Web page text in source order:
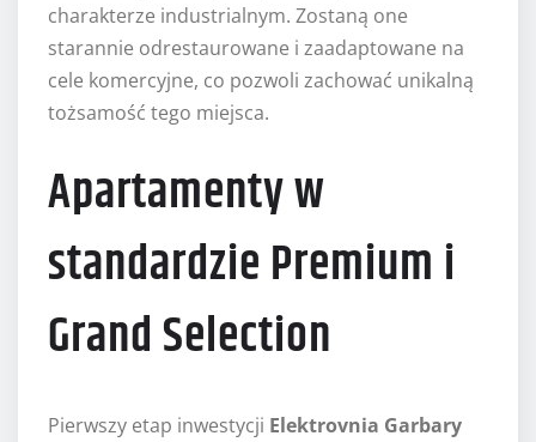
charakterze industrialnym. Zostaną one
starannie odrestaurowane i zaadaptowane na
cele komercyjne, co pozwoli zachować unikalną
tożsamość tego miejsca.
Apartamenty w
standardzie Premium i
Grand Selection
Pierwszy etap inwestycji Elektrovnia Garbary